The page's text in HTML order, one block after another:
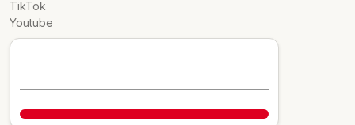
TikTok
Youtube